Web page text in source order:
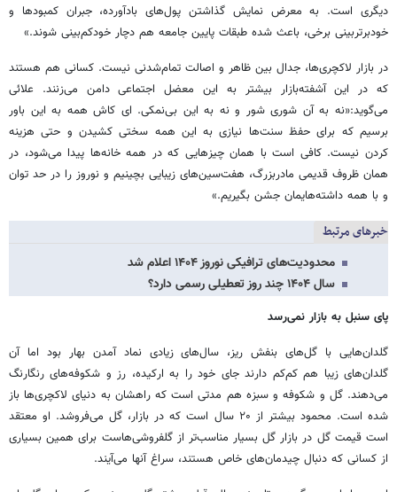
دیگری است. به معرض نمایش گذاشتن پول‌های بادآورده، جبران کمبودها و
خودبرتربینی برخی، باعث شده طبقات پایین جامعه هم دچار خودکم‌بینی شوند.»
در بازار لاکچری‌ها، جدال بین ظاهر و اصالت تمام‌شدنی نیست. کسانی هم هستند
که در این آشفته‌بازار بیشتر به این معضل اجتماعی دامن می‌زنند. علائی
می‌گوید:«نه به آن شوری شور و نه به این بی‌نمکی. ای کاش همه به این باور
برسیم که برای حفظ سنت‌ها نیازی به این همه سختی کشیدن و حتی هزینه
کردن نیست. کافی است با همان چیزهایی که در همه خانه‌ها پیدا می‌شود، در
همان ظروف قدیمی مادربزرگ، هفت‌سین‌های زیبایی بچینیم و نوروز را در حد توان
و با همه داشته‌هایمان جشن بگیریم.»
خبرهای مرتبط
محدودیت‌های ترافیکی نوروز ۱۴۰۴ اعلام شد
سال ۱۴۰۴ چند روز تعطیلی رسمی دارد؟
پای سنبل به بازار نمی‌رسد
گلدان‌هایی با گل‌های بنفش ریز، سال‌های زیادی نماد آمدن بهار بود اما آن
گلدان‌های زیبا هم کم‌کم دارند جای خود را به ارکیده، رز و شکوفه‌های رنگارنگ
می‌دهند. گل و شکوفه و سبزه هم مدتی است که راهشان به دنیای لاکچری‌ها باز
شده است. محمود بیشتر از ۲۰ سال است که در بازار، گل می‌فروشد. او معتقد
است قیمت گل در بازار گل بسیار مناسب‌تر از گلفروشی‌هاست برای همین بسیاری
از کسانی که دنبال چیدمان‌های خاص هستند، سراغ آنها می‌آیند.